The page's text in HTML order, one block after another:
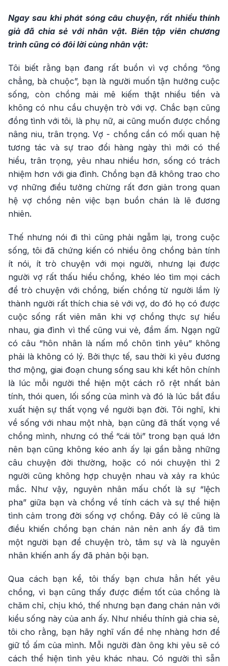
Ngay sau khi phát sóng câu chuyện, rất nhiều thính
giả đã chia sẻ với nhân vật. Biên tập viên chương
trình cũng có đôi lời cùng nhân vật:
Tôi biết rằng bạn đang rất buồn vì vợ chồng “ông
chẳng, bà chuộc”, bạn là người muốn tận hưởng cuộc
sống, còn chồng mải mê kiếm thật nhiều tiền và
không có nhu cầu chuyện trò với vợ. Chắc bạn cũng
đồng tình với tôi, là phụ nữ, ai cũng muốn được chồng
nâng niu, trân trọng. Vợ - chồng cần có mối quan hệ
tương tác và sự trao đổi hàng ngày thì mới có thể
hiểu, trân trọng, yêu nhau nhiều hơn, sống có trách
nhiệm hơn với gia đình. Chồng bạn đã không trao cho
vợ những điều tưởng chừng rất đơn giản trong quan
hệ vợ chồng nên việc bạn buồn chán là lẽ đương
nhiên.
Thế nhưng nói đi thì cũng phải ngẫm lại, trong cuộc
sống, tôi đã chứng kiến có nhiều ông chồng bản tính
ít nói, ít trò chuyện với mọi người, nhưng lại được
người vợ rất thấu hiểu chồng, khéo léo tìm mọi cách
để trò chuyện với chồng, biến chồng từ người lầm lỳ
thành người rất thích chia sẻ với vợ, do đó họ có được
cuộc sống rất viên mãn khi vợ chồng thực sự hiểu
nhau, gia đình vì thế cũng vui vẻ, đầm ấm. Ngạn ngữ
có câu “hôn nhân là nấm mồ chôn tình yêu” không
phải là không có lý. Bởi thực tế, sau thời kì yêu đương
thơ mộng, giai đoạn chung sống sau khi kết hôn chính
là lúc mỗi người thể hiện một cách rõ rệt nhất bản
tính, thói quen, lối sống của mình và đó là lúc bắt đầu
xuất hiện sự thất vọng về người bạn đời. Tôi nghĩ, khi
về sống với nhau một nhà, bạn cũng đã thất vọng về
chồng mình, nhưng có thể “cái tôi” trong bạn quá lớn
nên bạn cũng không kéo anh ấy lại gần bằng những
câu chuyện đời thường, hoặc có nói chuyện thì 2
người cũng không hợp chuyện nhau và xảy ra khúc
mắc. Như vậy, nguyên nhân mấu chốt là sự “lệch
pha” giữa bạn và chồng về tính cách và sự thể hiện
tình cảm trong đời sống vợ chồng. Đây có lẽ cũng là
điều khiến chồng bạn chán nản nên anh ấy đã tìm
một người bạn để chuyện trò, tâm sự và là nguyên
nhân khiến anh ấy đã phản bội bạn.
Qua cách bạn kể, tôi thấy bạn chưa hẳn hết yêu
chồng, vì bạn cũng thấy được điểm tốt của chồng là
chăm chỉ, chịu khó, thế nhưng bạn đang chán nản với
kiểu sống này của anh ấy. Như nhiều thính giả chia sẻ,
tôi cho rằng, bạn hãy nghĩ vấn đề nhẹ nhàng hơn để
giữ tổ ấm của mình. Mỗi người đàn ông khi yêu sẽ có
cách thể hiện tình yêu khác nhau. Có người thì sẵn